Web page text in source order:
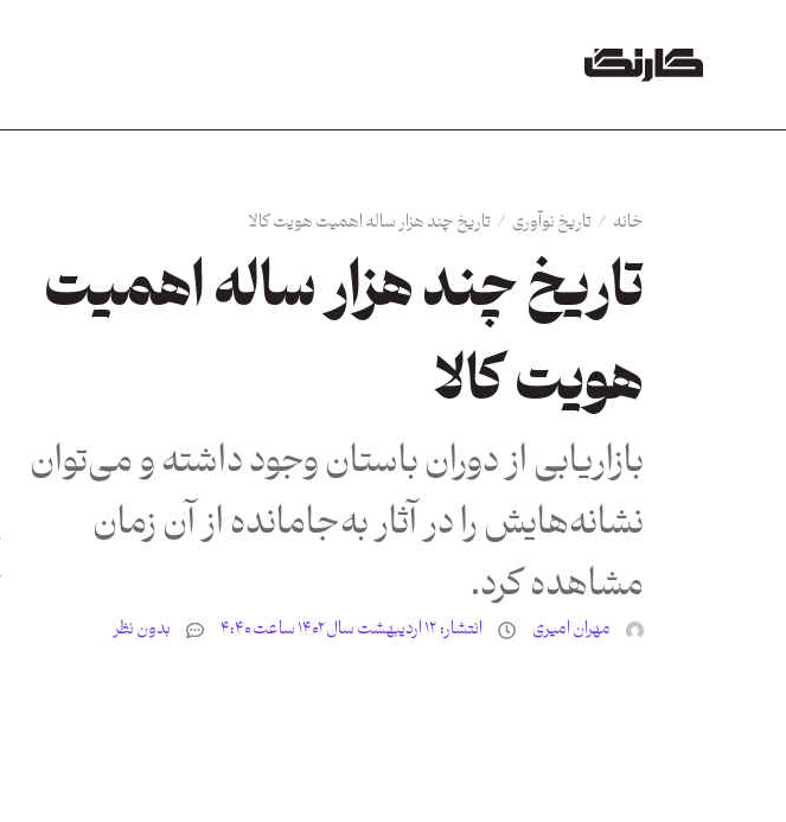
خانه / تاریخ نوآوری / تاریخ چند هزار ساله اهمیت هویت کالا
تاریخ چند هزار ساله اهمیت
هویت کالا
بازاریابی از دوران باستان وجود داشته و می‌توان
نشانه‌هایش را در آثار به‌جامانده از آن زمان
مشاهده کرد.
مهران امیری انتشار:۱۲ اردیبهشت سال ۱۴۰۲ ساعت ۴:۴۰ بدون نظر